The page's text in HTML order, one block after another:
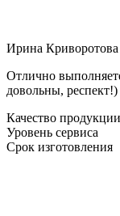
Ирина Криворотова
Отлично
довольны, респект!)
Качество продукции
Уровень сервиса
Срок изготовления